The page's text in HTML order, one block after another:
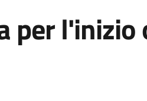
per l'inizio